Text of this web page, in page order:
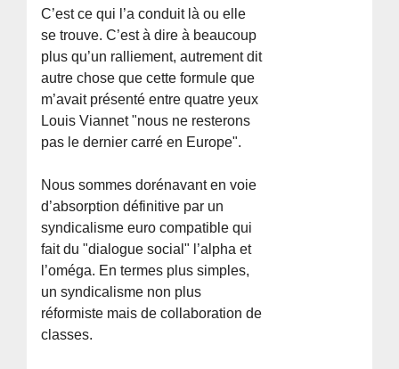
C’est ce qui l’a conduit là ou elle
se trouve. C’est à dire à beaucoup
plus qu’un ralliement, autrement dit
autre chose que cette formule que
m’avait présenté entre quatre yeux
Louis Viannet "nous ne resterons
pas le dernier carré en Europe".
Nous sommes dorénavant en voie
d’absorption définitive par un
syndicalisme euro compatible qui
fait du "dialogue social" l’alpha et
l’oméga. En termes plus simples,
un syndicalisme non plus
réformiste mais de collaboration de
classes.